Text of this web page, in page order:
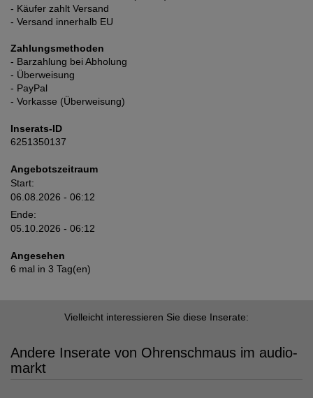
- Käufer zahlt Versand
- Versand innerhalb EU
Zahlungsmethoden
- Barzahlung bei Abholung
- Überweisung
- PayPal
- Vorkasse (Überweisung)
Inserats-ID
6251350137
Angebotszeitraum
Start:
06.08.2026 - 06:12
Ende:
05.10.2026 - 06:12
Angesehen
6 mal in 3 Tag(en)
Vielleicht interessieren Sie diese Inserate:
Andere Inserate von Ohrenschmaus im audio-
markt